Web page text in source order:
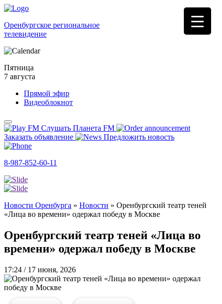
Оренбургское региональное
телевидение
Пятница
7 августа
Прямой эфир
Видеоблокнот
Слушать Планета FM
Заказать объявление
Предложить новость
8-987-852-60-11
Новости Оренбурга » Новости » Оренбургский театр теней
«Лица во времени» одержал победу в Москве
Оренбургский театр теней «Лица во
времени» одержал победу в Москве
17:24 / 17 июня, 2026